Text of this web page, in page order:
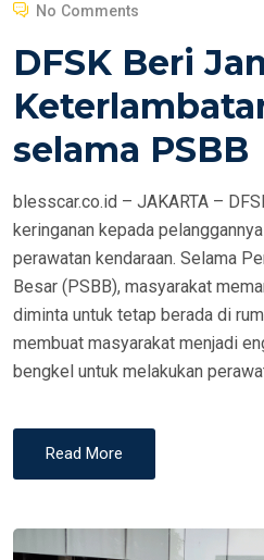
T
D
O
No Comments
DFSK Beri
selama PSBB
blesscar.co.id – JAKARTA –
keringanan kepada
perawatan kendaraan. Selama
Besar (PSBB), masyarakat
diminta untuk tetap berada di
membuat masyarakat menjadi
bengkel untuk melakukan
Read More